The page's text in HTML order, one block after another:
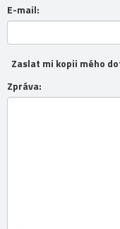
E-mail:
Zaslat mi kopii mého
Zpráva: